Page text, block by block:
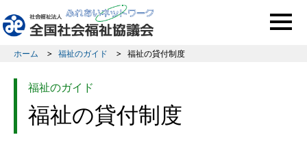
このページの本文へ移動
ホーム 福祉のガイド 福祉の貸付制度
福祉のガイド
福祉の貸付制度